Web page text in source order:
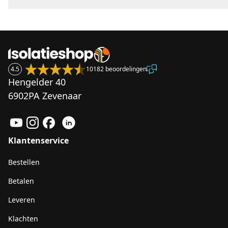
4.5 10182 beoordelingen
Hengelder 40
6902PA Zevenaar
Klantenservice
Bestellen
Betalen
Leveren
Klachten